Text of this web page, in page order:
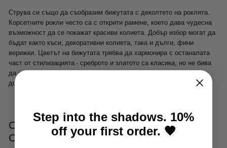
Струва си също да съобразим бижутата с деколтето на роклята.
Корсетните рокли често са с открити рамене, което дава чудесна
възможност да се покажат красиви колиета. Добър избор могат да
бъдат както къси, декоративни колиета, така и дълги, фини
верижки. Цветът на бижутата трябва да хармонира с останалата
част от стилизацията - среброто и златото са класика, но не бива
да се страхуваме и от цветни камъни или перли, които могат да
добавят елегантност и оригиналност.
ОБУВКИ, КОИТО ДОПЪЛВАТ
СТИЛИЗАЦИЯТА
Step into the shadows. 10%
off your first order. 🖤